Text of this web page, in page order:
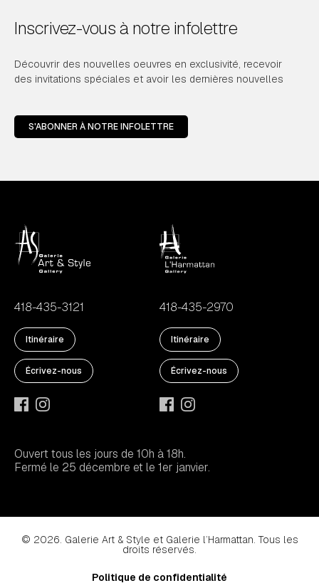
Inscrivez-vous à notre infolettre
Découvrir des nouvelles oeuvres en exclusivité, recevoir
des invitations spéciales et avoir les dernières nouvelles
S'ABONNER À NOTRE INFOLETTRE
418-435-3121
Itinéraire
Écrivez-nous
418-435-2970
Itinéraire
Écrivez-nous
Ouvert tous les jours de 10h à 18h.
Fermé le 25 décembre et le 1er janvier.
© 2026. Galerie Art & Style et Galerie l’Harmattan. Tous les
droits réservés.
Politique de confidentialité